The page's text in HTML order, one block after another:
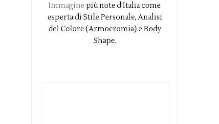
Immagine più note d'Italia come
esperta di Stile Personale, Analisi
del Colore (Armocromia) e Body
Shape.